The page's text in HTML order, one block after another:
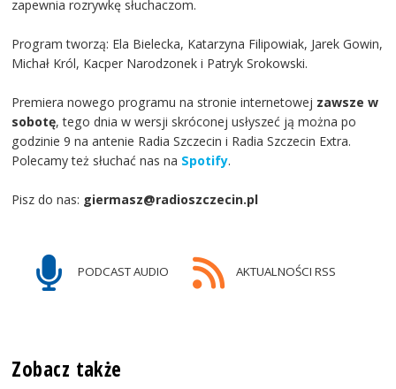
zapewnia rozrywkę słuchaczom.
Program tworzą: Ela Bielecka, Katarzyna Filipowiak, Jarek Gowin,
Michał Król, Kacper Narodzonek i Patryk Srokowski.
Premiera nowego programu na stronie internetowej zawsze w
sobotę, tego dnia w wersji skróconej usłyszeć ją można po
godzinie 9 na antenie Radia Szczecin i Radia Szczecin Extra.
Polecamy też słuchać nas na Spotify.
Pisz do nas: giermasz@radioszczecin.pl
PODCAST AUDIO AKTUALNOŚCI RSS
Zobacz także